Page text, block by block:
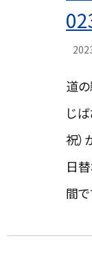
道
じ
祝）
日
間